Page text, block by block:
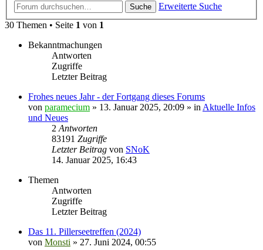
Suche
Erweiterte Suche
30 Themen • Seite 1 von 1
Bekanntmachungen
Antworten
Zugriffe
Letzter Beitrag
Frohes neues Jahr - der Fortgang dieses Forums
von paramecium » 13. Januar 2025, 20:09 » in Aktuelle Infos
und Neues
2 Antworten
83191 Zugriffe
Letzter Beitrag von SNoK
14. Januar 2025, 16:43
Themen
Antworten
Zugriffe
Letzter Beitrag
Das 11. Pillerseetreffen (2024)
von Monsti » 27. Juni 2024, 00:55